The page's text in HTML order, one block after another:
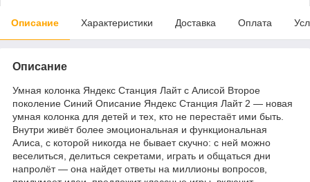
Описание Характеристики Доставка Оплата
Описание
Умная колонка Яндекс Станция Лайт с Алисой Второе
поколение Синий Описание Яндекс Станция Лайт 2 — новая
умная колонка для детей и тех, кто не перестаёт ими быть.
Внутри живёт более эмоциональная и функциональная
Алиса, с которой никогда не бывает скучно: с ней можно
веселиться, делиться секретами, играть и общаться дни
напролёт — она найдет ответы на миллионы вопросов,